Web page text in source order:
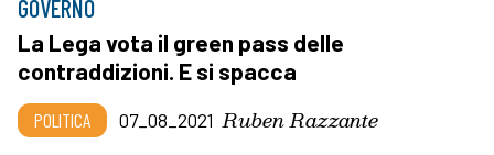
GOVERNO
La Lega vota il green pass delle
contraddizioni. E si spacca
POLITICA 07_08_2021 Ruben Razzante